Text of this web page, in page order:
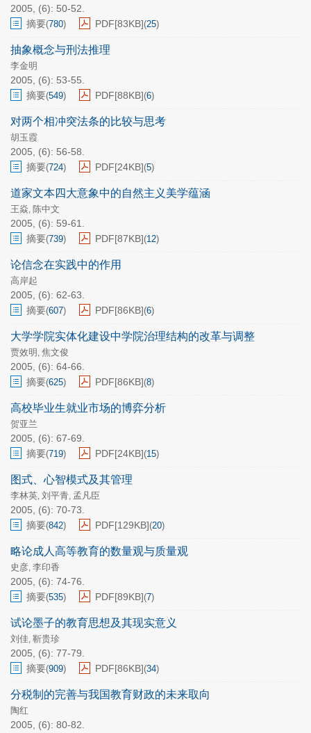
2005, (6): 50-52.
摘要(780) PDF[83KB](25)
抽象概念与刑法推理
李金明
2005, (6): 53-55.
摘要(549) PDF[88KB](6)
对两个相冲突法条的比较与思考
胡玉霞
2005, (6): 56-58.
摘要(724) PDF[24KB](5)
道家文本四大意象中的自然主义美学蕴涵
王焱, 陈中文
2005, (6): 59-61.
摘要(739) PDF[87KB](12)
论信念在实践中的作用
高岸起
2005, (6): 62-63.
摘要(607) PDF[86KB](6)
大学学院实体化建设中学院治理结构的改革与调整
贾效明 , 焦文俊
2005, (6): 64-66.
摘要(625) PDF[86KB](8)
高校毕业生就业市场的博弈分析
贺亚兰
2005, (6): 67-69.
摘要(719) PDF[24KB](15)
图式、心智模式及其管理
李林英, 刘平青, 孟凡臣
2005, (6): 70-73.
摘要(842) PDF[129KB](20)
略论成人高等教育的数量观与质量观
史彦, 李印香
2005, (6): 74-76.
摘要(535) PDF[89KB](7)
试论墨子的教育思想及其现实意义
刘佳, 靳贵珍
2005, (6): 77-79.
摘要(909) PDF[86KB](34)
分税制的完善与我国教育财政的未来取向
陶红
2005, (6): 80-82.